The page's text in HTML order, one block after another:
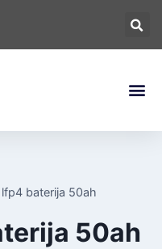
baterija 50ah
50ah